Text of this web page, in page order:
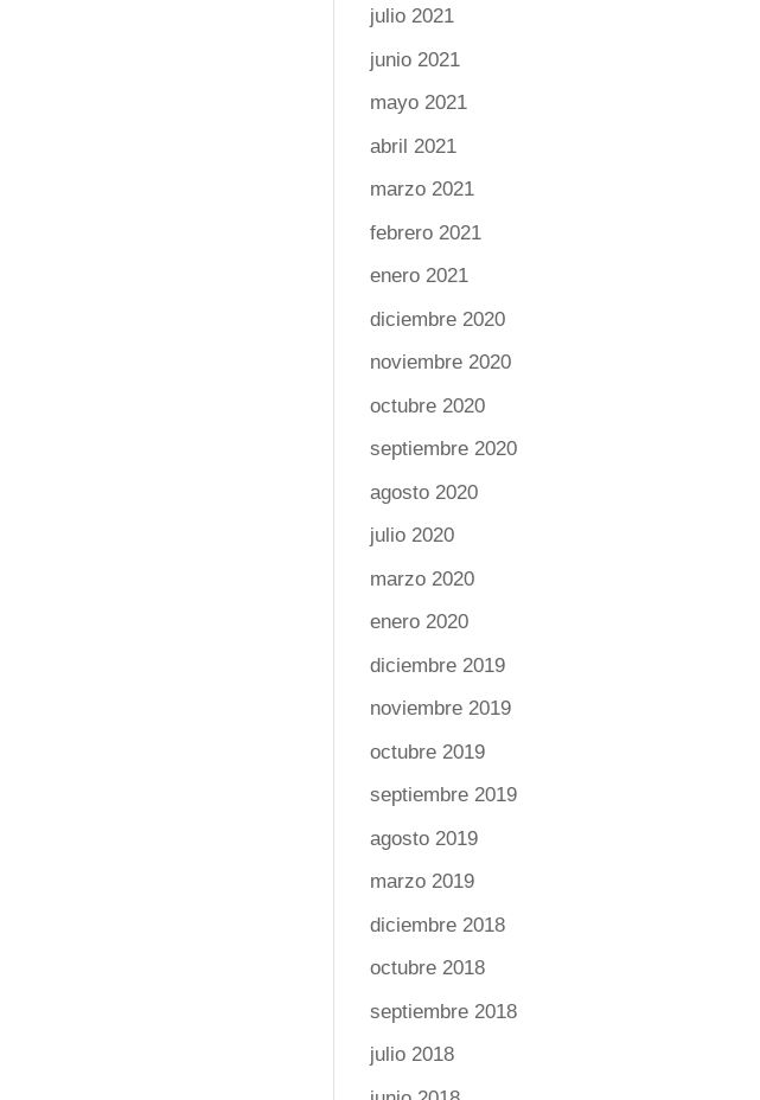
julio 2021
junio 2021
mayo 2021
abril 2021
marzo 2021
febrero 2021
enero 2021
diciembre 2020
noviembre 2020
octubre 2020
septiembre 2020
agosto 2020
julio 2020
marzo 2020
enero 2020
diciembre 2019
noviembre 2019
octubre 2019
septiembre 2019
agosto 2019
marzo 2019
diciembre 2018
octubre 2018
septiembre 2018
julio 2018